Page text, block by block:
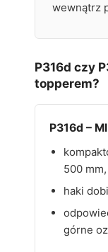
wewnątrz
P316d czy
topperem?
P316d –
500 mm,
haki
górne